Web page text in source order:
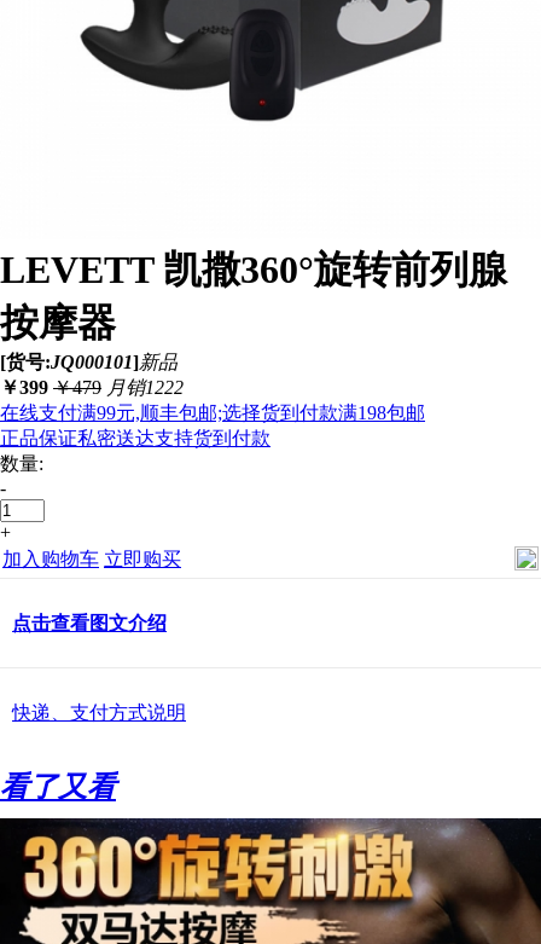
LEVETT 凯撒360°旋转前列腺
按摩器
[货号:JQ000101]新品
￥399 ￥479 月销1222
在线支付满99元,顺丰包邮;选择货到付款满198包邮
正品保证私密送达支持货到付款
数量:
-
+
加入购物车 立即购买
点击查看图文介绍
快递、支付方式说明
看了又看